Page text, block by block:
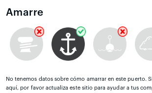
Amarre
No tenemos datos sobre cómo amarrar en este puerto.
aquí, por favor actualiza este sitio para ayudar a tus